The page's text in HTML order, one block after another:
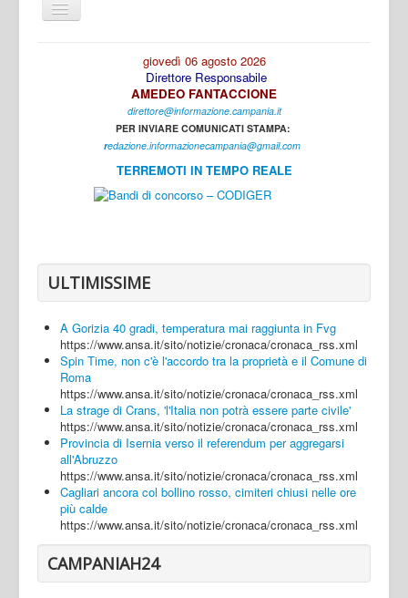
Cambia
navigazione
Caserta
Napoli
Salerno
Login
giovedì 06 agosto 2026
Direttore Responsabile
AMEDEO FANTACCIONE
direttore@informazione.campania.it
PER INVIARE COMUNICATI STAMPA:
redazione.informazionecampania@gmail.com
TERREMOTI IN TEMPO REALE
ULTIMISSIME
A Gorizia 40 gradi, temperatura mai raggiunta in Fvg
https://www.ansa.it/sito/notizie/cronaca/cronaca_rss.xml
Spin Time, non c'è l'accordo tra la proprietà e il Comune di
Roma
https://www.ansa.it/sito/notizie/cronaca/cronaca_rss.xml
La strage di Crans, 'l'Italia non potrà essere parte civile'
https://www.ansa.it/sito/notizie/cronaca/cronaca_rss.xml
Provincia di Isernia verso il referendum per aggregarsi
all'Abruzzo
https://www.ansa.it/sito/notizie/cronaca/cronaca_rss.xml
Cagliari ancora col bollino rosso, cimiteri chiusi nelle ore
più calde
https://www.ansa.it/sito/notizie/cronaca/cronaca_rss.xml
CAMPANIAH24